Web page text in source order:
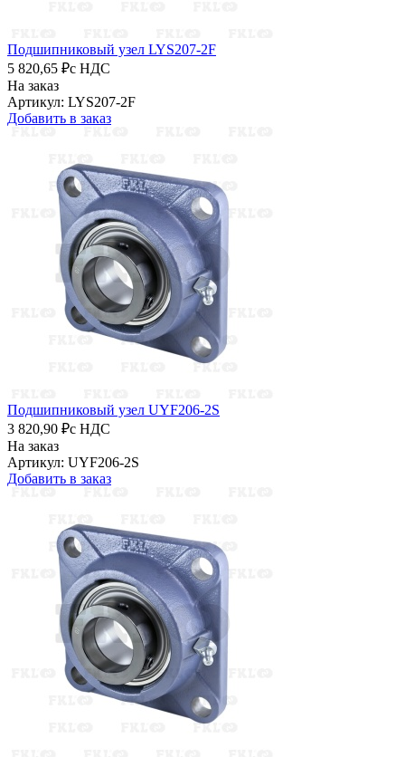
Подшипниковый узел LYS207-2F
5 820,65 ₽с НДС
На заказ
Артикул: LYS207-2F
Добавить в заказ
Подшипниковый узел UYF206-2S
3 820,90 ₽с НДС
На заказ
Артикул: UYF206-2S
Добавить в заказ